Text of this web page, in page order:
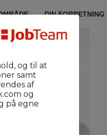
DIN FORRETNING
og til at
samt
af
og
på egne